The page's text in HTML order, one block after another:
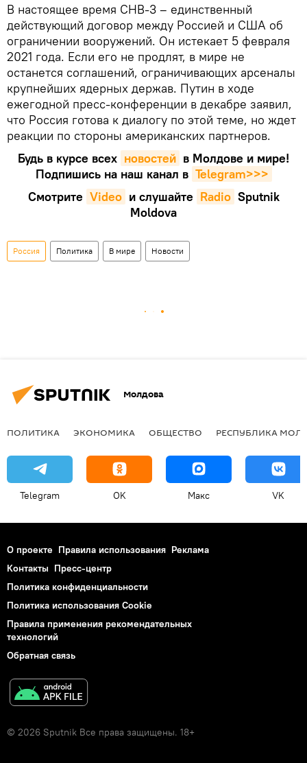
В настоящее время СНВ-3 – единственный
действующий договор между Россией и США об
ограничении вооружений. Он истекает 5 февраля
2021 года. Если его не продлят, в мире не
останется соглашений, ограничивающих арсеналы
крупнейших ядерных держав. Путин в ходе
ежегодной пресс-конференции в декабре заявил,
что Россия готова к диалогу по этой теме, но ждет
реакции по стороны американских партнеров.
Будь в курсе всех новостей в Молдове и мире!
Подпишись на наш канал в Telegram>>>
Смотрите Video и слушайте Radio Sputnik
Moldova
Россия Политика В мире Новости
Молдова
ПОЛИТИКА ЭКОНОМИКА ОБЩЕСТВО РЕСПУБЛИКА
Telegram OK Макс VK
О проекте Правила использования Реклама
Контакты Пресс-центр
Политика конфиденциальности
Политика использования Cookie
Правила применения рекомендательных
технологий
Обратная связь
© 2026 Sputnik Все права защищены. 18+